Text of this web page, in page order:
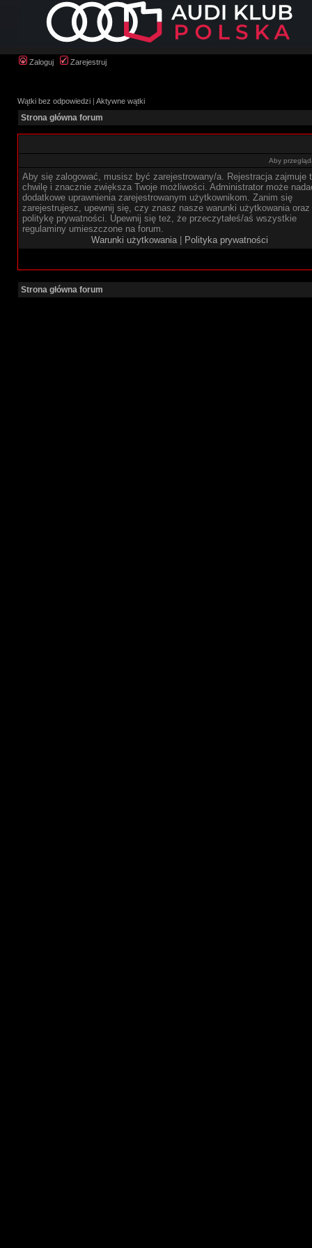
Zaloguj Zarejestruj
Wątki bez odpowiedzi | Aktywne wątki
Strona główna forum
Aby
Aby się zalogować, musisz być zarejestrowany/a. Rejestracja zajmuje
chwilę i znacznie zwiększa Twoje możliwości. Administrator może
dodatkowe uprawnienia zarejestrowanym użytkownikom. Zanim się
zarejestrujesz, upewnij się, czy znasz nasze warunki użytkowania oraz
politykę prywatności. Upewnij się też, że przeczytałeś/aś wszystkie
regulaminy umieszczone na forum.
Warunki użytkowania| Polityka prywatności
Strona główna forum